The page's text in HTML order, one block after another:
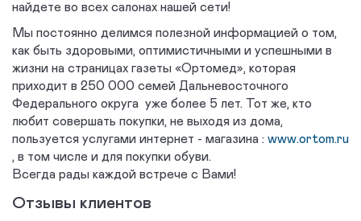
найдете во всех салонах нашей сети!
Мы постоянно делимся полезной информацией о том,
как быть здоровыми, оптимистичными и успешными в
жизни на страницах газеты «Ортомед», которая
приходит в 250 000 семей Дальневосточного
Федерального округа уже более 5 лет. Тот же, кто
любит совершать покупки, не выходя из дома,
пользуется услугами интернет - магазина : www.ortom.ru
, в том числе и для покупки обуви.
Всегда рады каждой встрече с Вами!
Отзывы клиентов